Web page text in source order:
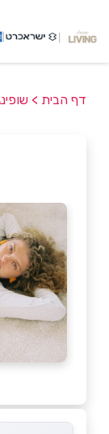
דף הבית >